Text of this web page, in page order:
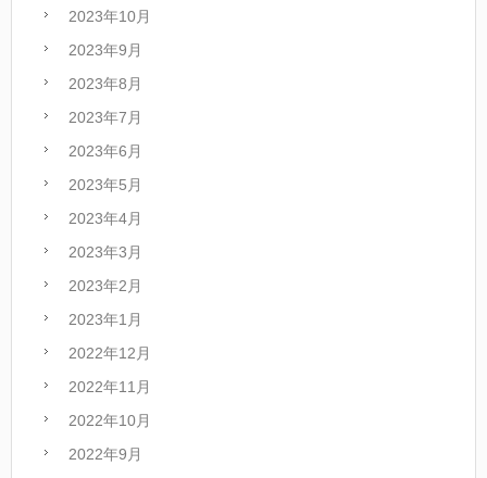
2023年10月
2023年9月
2023年8月
2023年7月
2023年6月
2023年5月
2023年4月
2023年3月
2023年2月
2023年1月
2022年12月
2022年11月
2022年10月
2022年9月